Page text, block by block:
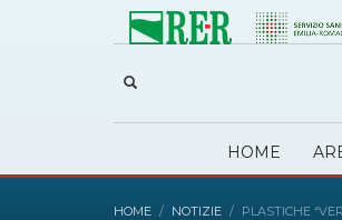
HOME
HOME NOTIZIE PLASTICHE